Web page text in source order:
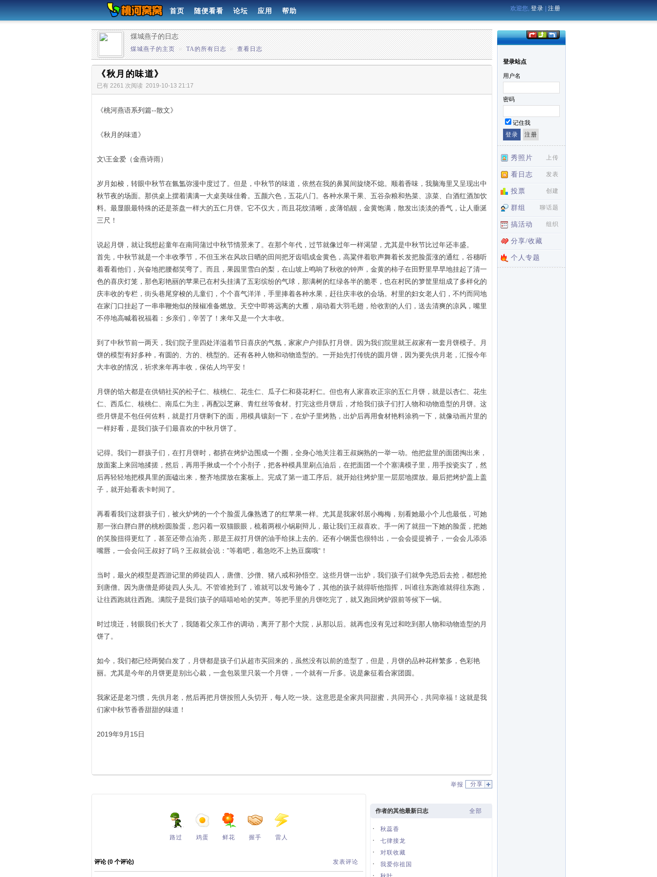
首页 随便看看 论坛 应用 帮助 欢迎您, 登录 注册
煤城燕子的日志
煤城燕子的主页 » TA的所有日志 » 查看日志
《秋月的味道》
已有 2261 次阅读 2019-10-13 21:17
《桃河燕语系列篇--散文》
《秋月的味道》
文\王金爱（金燕诗雨）
岁月如梭，转眼中秋节在氤氲弥漫中度过了。但是，中秋节的味道，依然在我的鼻翼间旋绕不熄。顺着香味，我脑海里又呈现出中
秋节夜的场面。那供桌上摆着满满一大桌美味佳肴。五颜六色，五花八门。各种水果干果、五谷杂粮和热菜、凉菜、白酒红酒加饮
料。最显眼最特殊的还是茶盘一样大的五仁月饼。它不仅大，而且花纹清晰，皮薄馅靓，金黄饱满，散发出淡淡的香气，让人垂涎
三尺！
说起月饼，就让我想起童年在南同蒲过中秋节情景来了。在那个年代，过节就像过年一样渴望，尤其是中秋节比过年还丰盛。
首先，中秋节就是一个丰收季节，不但玉米在风吹日晒的田间把牙齿唱成金黄色，高粱伴着歌声舞着长发把脸蛋涨的通红，谷穗听
着看着他们，兴奋地把腰都笑弯了。而且，果园里雪白的梨，在山坡上鸣响了秋收的钟声，金黄的柿子在田野里早早地挂起了清一
色的喜庆灯笼，那色彩艳丽的苹果已在村头挂满了五彩缤纷的气球，那满树的红绿各半的脆枣，也在村民的箩筐里组成了多样化的
庆丰收的专栏，街头巷尾穿梭的儿童们，个个喜气洋洋，手里捧着各种水果，赶往庆丰收的会场。村里的妇女老人们，不约而同地
在家门口挂起了一串串鞭炮似的辣椒准备燃放。天空中即将远离的大雁，扇动着大羽毛翅，给收割的人们，送去清爽的凉风，嘴里
不停地高喊着祝福着：乡亲们，辛苦了！来年又是一个大丰收。
到了中秋节前一两天，我们院子里四处洋溢着节日喜庆的气氛，家家户户排队打月饼。因为我们院里就王叔家有一套月饼模子。月
饼的模型有好多种，有圆的、方的、桃型的。还有各种人物和动物造型的。一开始先打传统的圆月饼，因为要先供月老，汇报今年
大丰收的情况，祈求来年再丰收，保佑人均平安！
月饼的馅大都是在供销社买的松子仁、核桃仁、花生仁、瓜子仁和葵花籽仁。但也有人家喜欢正宗的五仁月饼，就是以杏仁、花生
仁、西瓜仁、核桃仁、南瓜仁为主，再配以芝麻、青红丝等食材。打完这些月饼后，才给我们孩子们打人物和动物造型的月饼。这
些月饼是不包任何佐料，就是打月饼剩下的面，用模具镶刻一下，在炉子里烤熟，出炉后再用食材艳料涂鸦一下，就像动画片里的
一样好看，是我们孩子们最喜欢的中秋月饼了。
记得。我们一群孩子们，在打月饼时，都挤在烤炉边围成一个圈，全身心地关注着王叔娴熟的一举一动。他把盆里的面团掏出来，
放面案上来回地揉搓，然后，再用手揪成一个个小剂子，把各种模具里刷点油后，在把面团一个个塞满模子里，用手按瓷实了，然
后再轻轻地把模具里的面磕出来，整齐地摆放在案板上。完成了第一道工序后。就开始往烤炉里一层层地摆放。最后把烤炉盖上盖
子，就开始看表卡时间了。
再看看我们这群孩子们，被火炉烤的一个个脸蛋儿像熟透了的红苹果一样。尤其是我家邻居小梅梅，别看她最小个儿也最低，可她
那一张白胖白胖的桃粉圆脸蛋，忽闪着一双猫眼眼，梳着两根小锅刷辩儿，最让我们王叔喜欢。手一闲了就扭一下她的脸蛋，把她
的笑脸扭得更红了，甚至还带点油亮，那是王叔打月饼的油手给抹上去的。还有小钢蛋也很特出，一会会提提裤子，一会会儿添添
嘴唇，一会会问王叔好了吗？王叔就会说：”等着吧，着急吃不上热豆腐哦“！
当时，最火的模型是西游记里的师徒四人，唐僧、沙僧、猪八戒和孙悟空。这些月饼一出炉，我们孩子们就争先恐后去抢，都想抢
到唐僧。因为唐僧是师徒四人头儿。不管谁抢到了，谁就可以发号施令了，其他的孩子就得听他指挥，叫谁往东跑谁就得往东跑，
让往西跑就往西跑。满院子是我们孩子的嘻嘻哈哈的笑声。等把手里的月饼吃完了，就又跑回烤炉跟前等候下一锅。
时过境迁，转眼我们长大了，我随着父亲工作的调动，离开了那个大院，从那以后。就再也没有见过和吃到那人物和动物造型的月
饼了。
如今，我们都已经两鬓白发了，月饼都是孩子们从超市买回来的，虽然没有以前的造型了，但是，月饼的品种花样繁多，色彩艳
丽。尤其是今年的月饼更是别出心裁，一盒包装里只装一个月饼，一个就有一斤多。说是象征着合家团圆。
我家还是老习惯，先供月老，然后再把月饼按照人头切开，每人吃一块。这意思是全家共同甜蜜，共同开心，共同幸福！这就是我
们家中秋节香香甜甜的味道！
2019年9月15日
分享
举报
路过 鸡蛋 鲜花 握手 雷人
发表评论
评论 (0 个评论)
全部
作者的其他最新日志
秋蕊香
七律接龙
对联收藏
我爱你祖国
登录站点
用户名
密码
记住我
秀照片 上传
看日志 发表
投票 创建
群组 聊话题
搞活动 组织
分享/收藏
个人专题